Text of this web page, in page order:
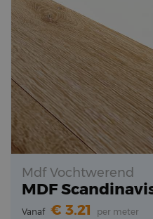
Mdf Vochtwerend
MDF
Vanaf 3.21 per meter